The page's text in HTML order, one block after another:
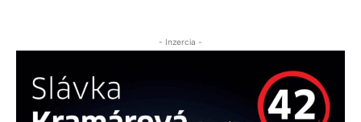
- Inzercia -